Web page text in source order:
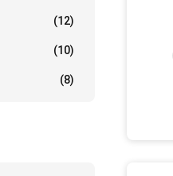
(12)
(10)
(8)